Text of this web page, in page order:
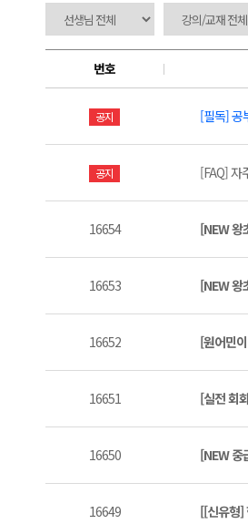
번호
공지 [필독] 공
공지 [FAQ] 자
16654 [NEW 왕
16653 [NEW 왕
16652 [원어민
16651 [실전 회
16650 [NEW 중
16649 [[신유형]